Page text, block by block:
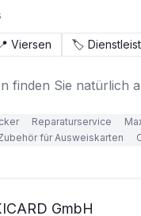
📍 Viersen 🏷️
finden Sie natürlich
Reparaturservice
für Ausweiskarten
GmbH